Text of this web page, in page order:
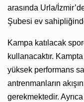
arasında Urla/
Şubesi ev
Kampa katılacak
kullanacaktır.
yüksek performans
antrenmanların
gerekmektedir.